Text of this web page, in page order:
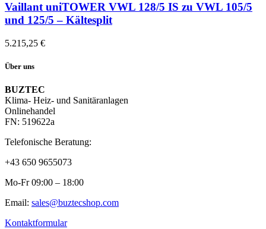
Vaillant uniTOWER VWL 128/5 IS zu VWL 105/5
und 125/5 – Kältesplit
5.215,25 €
Über uns
BUZTEC
Klima- Heiz- und Sanitäranlagen
Onlinehandel
FN: 519622a
Telefonische Beratung:
+43 650 9655073
Mo-Fr 09:00 – 18:00
Email: sales@buztecshop.com
Kontaktformular